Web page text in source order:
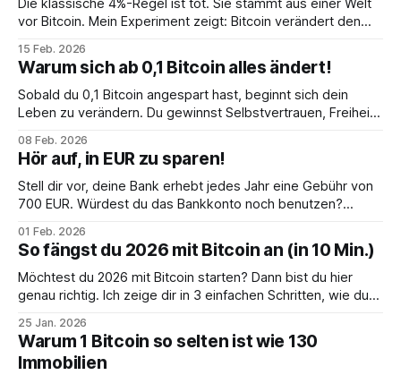
Die klassische 4%-Regel ist tot. Sie stammt aus einer Welt
vor Bitcoin. Mein Experiment zeigt: Bitcoin verändert den
15 Feb. 2026
Warum sich ab 0,1 Bitcoin alles ändert!
Sobald du 0,1 Bitcoin angespart hast, beginnt sich dein
Leben zu verändern. Du gewinnst Selbstvertrauen, Freiheit
08 Feb. 2026
Hör auf, in EUR zu sparen!
Stell dir vor, deine Bank erhebt jedes Jahr eine Gebühr von
700 EUR. Würdest du das Bankkonto noch benutzen?
01 Feb. 2026
So fängst du 2026 mit Bitcoin an (in 10 Min.)
Möchtest du 2026 mit Bitcoin starten? Dann bist du hier
genau richtig. Ich zeige dir in 3 einfachen Schritten, wie du
25 Jan. 2026
Warum 1 Bitcoin so selten ist wie 130
Immobilien